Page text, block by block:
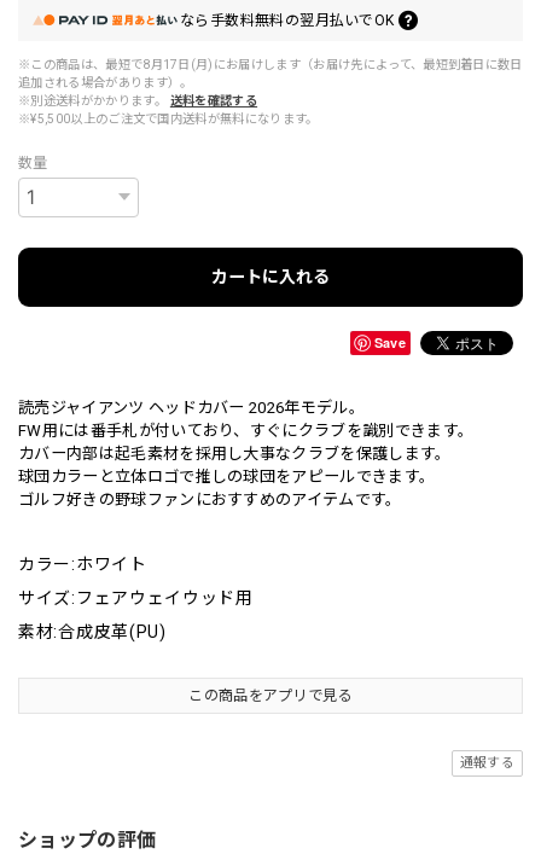
なら 手数料無料の翌月払いでOK
※この商品は、最短で8月17日(月)にお届けします（お届け先によって、最短到着日に数日
追加される場合があります）。
※別途送料がかかります。
送料を確認する
※¥5,500以上のご注文で国内送料が無料になります。
数量
カートに入れる
Save
読売ジャイアンツ ヘッドカバー 2026年モデル。
FW用には番手札が付いており、すぐにクラブを識別できます。
カバー内部は起毛素材を採用し大事なクラブを保護します。
球団カラーと立体ロゴで推しの球団をアピールできます。
ゴルフ好きの野球ファンにおすすめのアイテムです。
カラー:ホワイト
サイズ:フェアウェイウッド用
素材:合成皮革(PU)
この商品をアプリで見る
通報する
ショップの評価